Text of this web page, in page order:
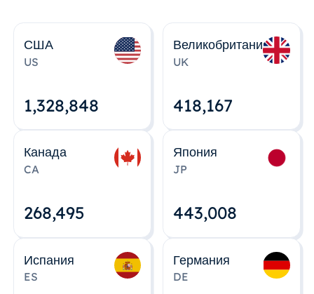
США
US
1,328,848
Великобритания
UK
418,167
Канада
CA
268,495
Япония
JP
443,008
Испания
ES
Германия
DE